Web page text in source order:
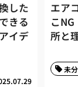
した
きる
イデ
エア
こ
所と
未